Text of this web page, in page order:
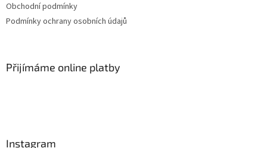
Obchodní podmínky
Podmínky ochrany osobních údajů
Přijímáme online platby
Instagram